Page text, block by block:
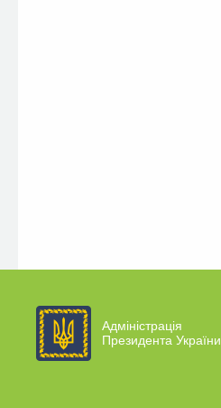
Адміністрація
Президента України